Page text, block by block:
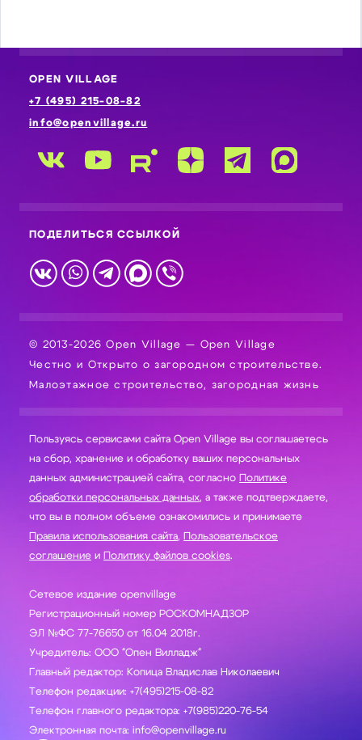
OPEN VILLAGE
+7 (495) 215-08-82
info@openvillage.ru
ПОДЕЛИТЬСЯ ССЫЛКОЙ
© 2013-2026 Open Village — Open Village
Честно и Открыто о загородном строительстве.
Малоэтажное строительство, загородная жизнь
Пользуясь сервисами сайта Open Village вы соглашаетесь
на сбор, хранение и обработку ваших персональных
данных администрацией сайта, согласно Политике
обработки персональных данных, а также подтверждаете,
что вы в полном объеме ознакомились и принимаете
Правила использования сайта, Пользовательское
соглашение и Политику файлов cookies.
Сетевое издание openvillage
Регистрационный номер РОСКОМНАДЗОР
ЭЛ №ФС 77-76650 от 16.04 2018г.
Учредитель: ООО "Опен Вилладж"
Главный редактор: Копица Владислав Николаевич
Телефон редакции: +7(495)215-08-82
Телефон главного редактора: +7(985)220-76-54
Электронная почта: info@openvillage.ru